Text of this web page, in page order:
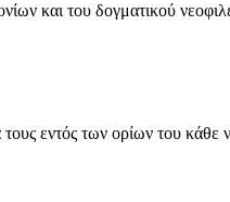
και του δογματικού
εντός των ορίων του κάθε